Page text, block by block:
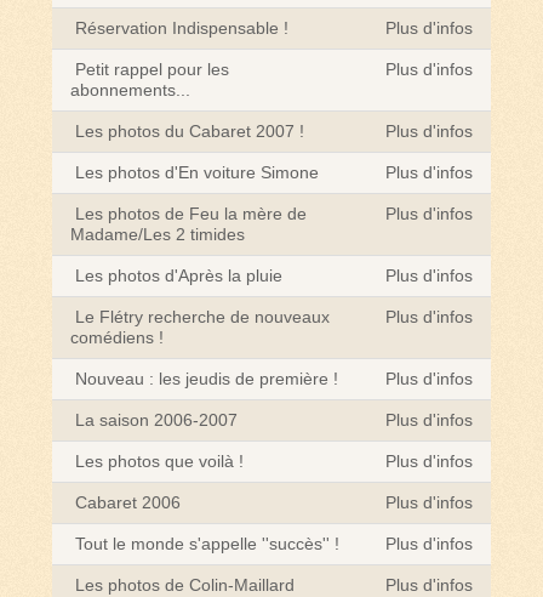
Réservation Indispensable ! Plus d'infos
Petit rappel pour les
abonnements...
Plus d'infos
Les photos du Cabaret 2007 ! Plus d'infos
Les photos d'En voiture Simone Plus d'infos
Les photos de Feu la mère de
Madame/Les 2 timides
Plus d'infos
Les photos d'Après la pluie Plus d'infos
Le Flétry recherche de nouveaux
comédiens !
Plus d'infos
Nouveau : les jeudis de première ! Plus d'infos
La saison 2006-2007 Plus d'infos
Les photos que voilà ! Plus d'infos
Cabaret 2006 Plus d'infos
Tout le monde s'appelle ''succès'' ! Plus d'infos
Les photos de Colin-Maillard Plus d'infos